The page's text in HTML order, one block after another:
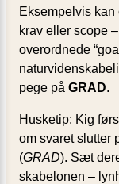
Eksempelvis kan
krav eller scope
overordnede
pege på GRAD.
Husketip: Kig
om svaret slutter
(GRAD). Sæt
skabelonen –